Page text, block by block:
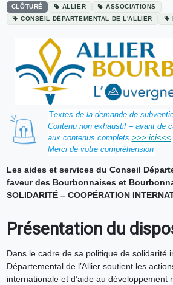
CLÔTURÉ ALLIER
ASSOCIATIONS
CONSEIL DÉPARTEMENTAL DE L'ALLIER
Textes de la demande de
Contenu non exhaustif – avant de
aux contenus complets >>> ici<<<
Merci de votre compréhension
Les aides et services du Conseil
faveur des Bourbonnaises et
SOLIDARITÉ – COOPÉRATION
Présentation du
Dans le cadre de sa politique de solidarité
Départemental de l’Allier soutient les
internationale et d’aide au développement